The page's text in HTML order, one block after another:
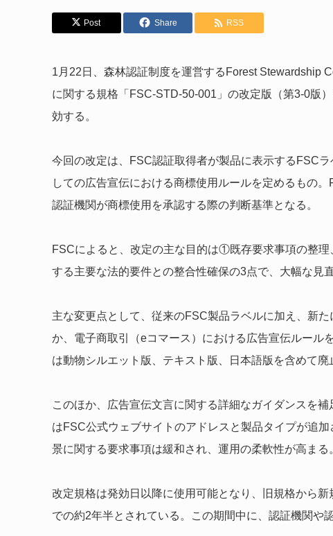
Post Share RSS
1月22日、森林認証制度を運営するForest Stewardship
に関する規格「FSC-STD-50-001」の改定版（第3-0版
効する。
今回の改定は、FSC認証取得者が製品に表示するFSC
しての広告宣伝における商標使用ルールを定めるもの
認証機関が商標使用を承認する際の判断基準となる。
FSCによると、改定の主な目的は①既存要求事項の整
する主要な法的要件との整合性確保の3点で、大幅な見
主な変更点として、従来のFSC製品ラベルに加え、新
か、電子商取引（eコマース）における広告宣伝ルール
は動物シルエット版、テキスト版、日本語版を含めて廃
このほか、広告宣伝文言に関する詳細なガイダンスを
はFSC公式ウェブサイトのアドレスと製品タイプが追
景に関する要求事項は緩和され、運用の柔軟性が高まる
改定規格は発効日以降に使用可能となり、旧規格から
での約2年半とされている。この期間中に、認証機関や